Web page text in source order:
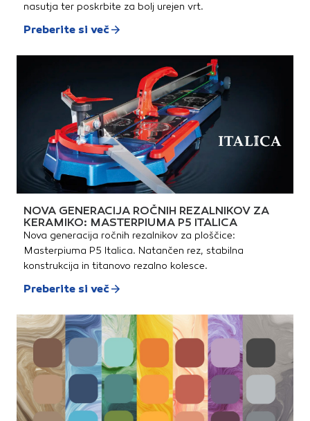
nasutja ter poskrbite za bolj urejen vrt.
Preberite si več
NOVA GENERACIJA ROČNIH REZALNIKOV ZA
KERAMIKO: MASTERPIUMA P5 ITALICA
Nova generacija ročnih rezalnikov za ploščice:
Masterpiuma P5 Italica. Natančen rez, stabilna
konstrukcija in titanovo rezalno kolesce.
Preberite si več